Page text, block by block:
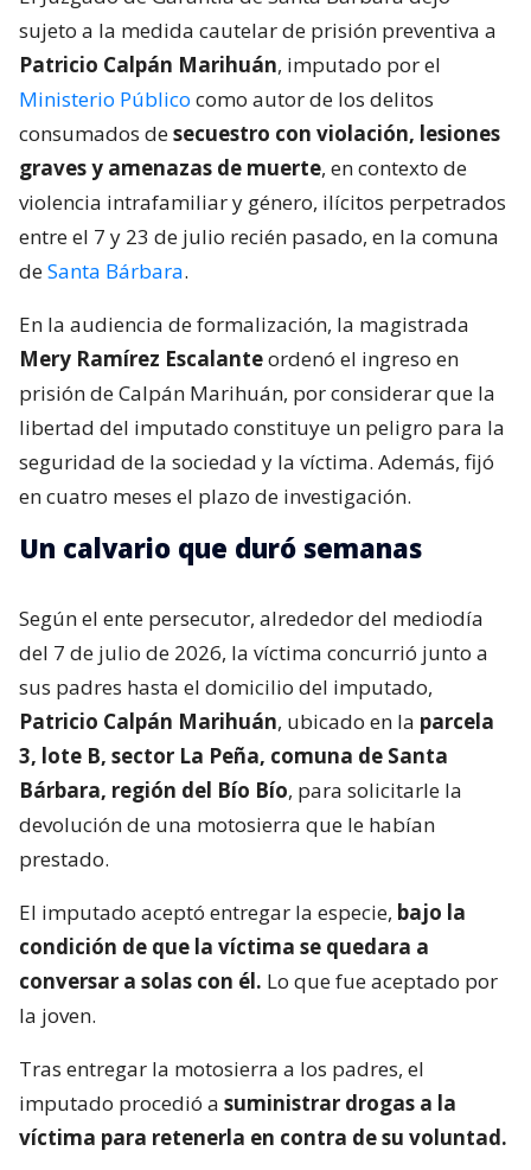
sujeto a la medida cautelar de prisión preventiva a
Patricio Calpán Marihuán, imputado por el
Ministerio Público como autor de los delitos
consumados desecuestro con violación, lesiones
graves y amenazas de muerte, en contexto de
violencia intrafamiliar y género, ilícitos perpetrados
entre el 7 y 23 de julio recién pasado, en la comuna
deSanta Bárbara.
En la audiencia de formalización, la magistrada
Mery Ramírez Escalanteordenó el ingreso en
prisión de Calpán Marihuán, por considerar que la
libertad del imputado constituye un peligro para la
seguridad de la sociedad y la víctima. Además, fijó
en cuatro meses el plazo de investigación.
Un calvario que duró semanas
Según el ente persecutor, alrededor del mediodía
del 7 de julio de 2026, la víctima concurrió junto a
sus padres hasta el domicilio del imputado,
Patricio Calpán Marihuán, ubicado en la parcela
3, lote B, sector La Peña, comuna de Santa
Bárbara, región del Bío Bío, para solicitarle la
devolución de una motosierra que le habían
prestado.
El imputado aceptó entregar la especie, bajo la
condición de que la víctima se quedara a
conversar a solas con él. Lo que fue aceptado por
la joven.
Tras entregar la motosierra a los padres, el
imputado procedió a suministrar drogas a la
víctima para retenerla en contra de su voluntad.